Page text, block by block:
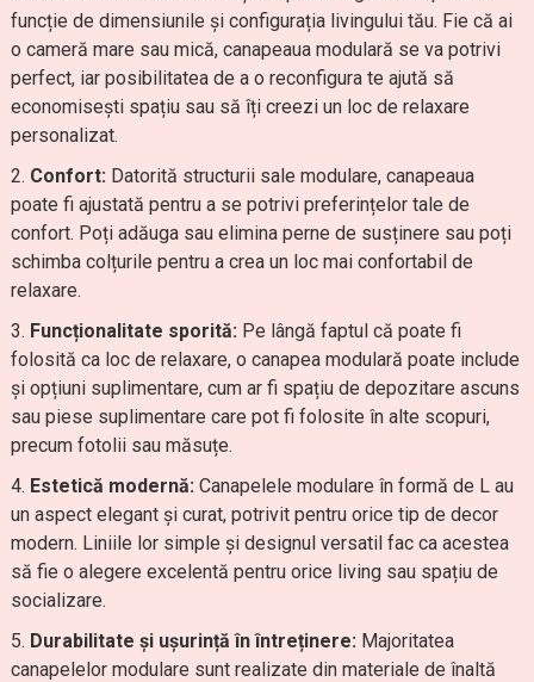
funcție de dimensiunile și configurația livingului tău. Fie că ai
o cameră mare sau mică, canapeaua modulară se va potrivi
perfect, iar posibilitatea de a o reconfigura te ajută să
economisești spațiu sau să îți creezi un loc de relaxare
personalizat.
Confort: Datorită structurii sale modulare, canapeaua
poate fi ajustată pentru a se potrivi preferințelor tale de
confort. Poți adăuga sau elimina perne de susținere sau poți
schimba colțurile pentru a crea un loc mai confortabil de
relaxare.
Funcționalitate sporită: Pe lângă faptul că poate fi
folosită ca loc de relaxare, o canapea modulară poate include
și opțiuni suplimentare, cum ar fi spațiu de depozitare ascuns
sau piese suplimentare care pot fi folosite în alte scopuri,
precum fotolii sau măsuțe.
Estetică modernă: Canapelele modulare în formă de L au
un aspect elegant și curat, potrivit pentru orice tip de decor
modern. Liniile lor simple și designul versatil fac ca acestea
să fie o alegere excelentă pentru orice living sau spațiu de
socializare.
Durabilitate și ușurință în întreținere: Majoritatea
canapelelor modulare sunt realizate din materiale de înaltă